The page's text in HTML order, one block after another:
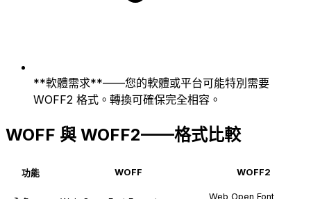
**軟體需求**——您的軟體或平台可能特別需要
WOFF2 格式。轉換可確保完全相容。
WOFF 與 WOFF2——格式比較
功能 WOFF WOFF2
Web Open Font